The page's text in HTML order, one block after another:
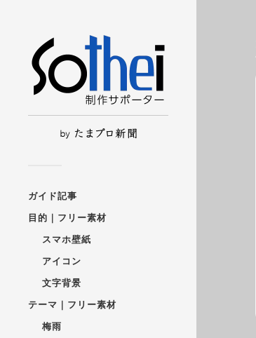
ガイド記事
目的｜フリー素材
スマホ壁紙
アイコン
文字背景
テーマ｜フリー素材
梅雨